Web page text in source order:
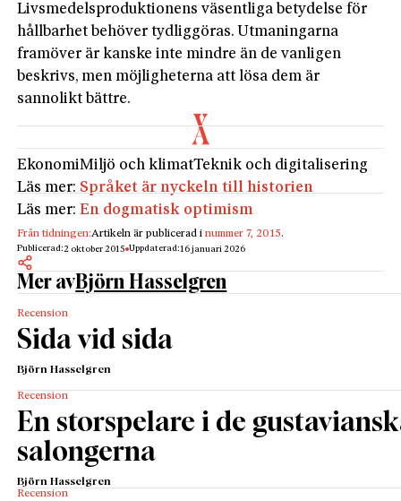
Livsmedelsproduktionens väsentliga betydelse för
hållbarhet behöver tydliggöras. Utmaningarna
framöver är kanske inte mindre än de vanligen
beskrivs, men möjligheterna att lösa dem är
sannolikt bättre.
EkonomiMiljö och klimatTeknik och digitalisering
Läs mer: Språket är nyckeln till historien
Läs mer:En dogmatisk optimism
Från tidningen:Artikeln är publicerad inummer 7, 2015.
Publicerad:2 oktober 2015 Uppdaterad:16 januari 2026
Mer avBjörn Hasselgren
Recension
Sida vid sida
Björn Hasselgren
Recension
En storspelare i de
salongerna
Björn Hasselgren
Recension